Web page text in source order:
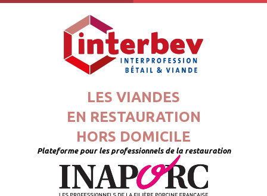
LES VIANDES
EN RESTAURATION
HORS DOMICILE
Plateforme pour les professionnels de la restauration